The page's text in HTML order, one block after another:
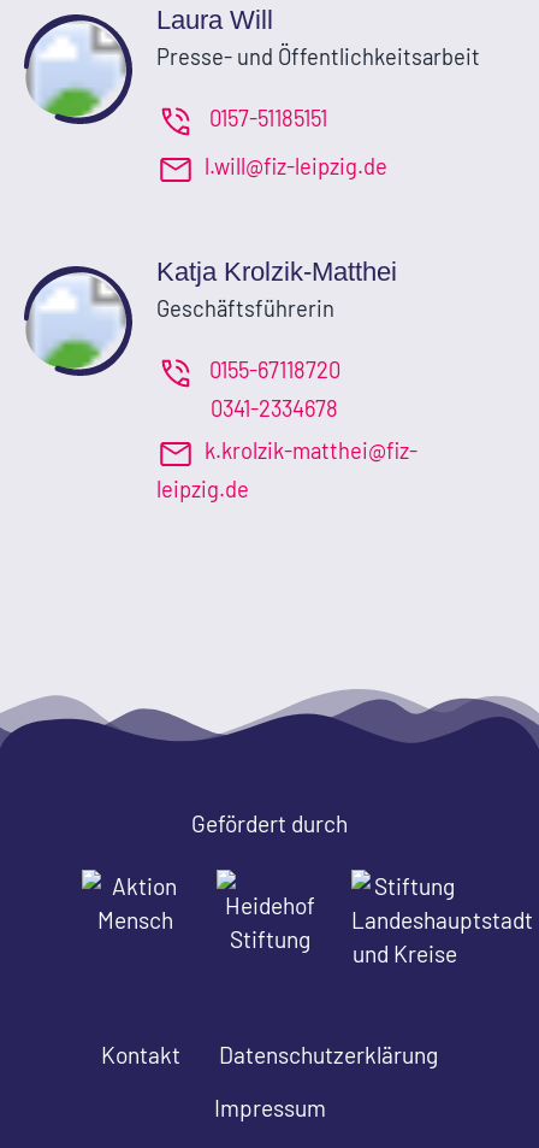
Laura Will
Presse- und Öffentlichkeitsarbeit
0157-51185151
l.will@fiz-leipzig.de
Katja Krolzik-Matthei
Geschäftsführerin
0155-67118720
0341-2334678
k.krolzik-matthei@fiz-
leipzig.de
Gefördert durch
Kontakt
Datenschutzerklärung
Impressum